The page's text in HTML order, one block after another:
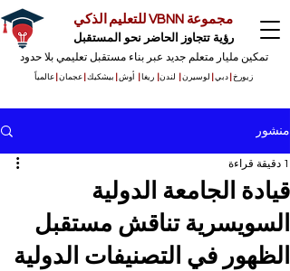
مجموعة VBNN للتعليم الذكي
رؤية تتجاوز الحاضر نحو المستقبل
تمكين مليار متعلم جديد عبر بناء مستقبل تعليمي بلا حدود
زيورخ دبي لوسيرن لندن ريغا أوش بيشكيك عجمان |عالمياً
منشور
قيادة الجامعة الدولية
السويسرية تناقش مستقبل
الظهور في التصنيفات الدولية
1 دقيقة قراءة